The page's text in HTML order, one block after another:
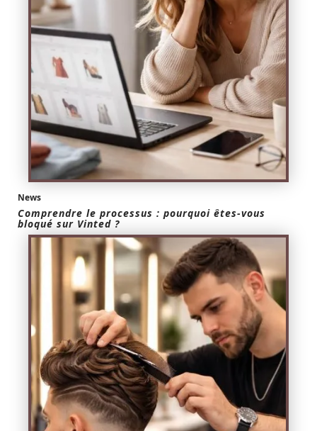
News
Comprendre le processus : pourquoi êtes-vous
bloqué sur Vinted ?